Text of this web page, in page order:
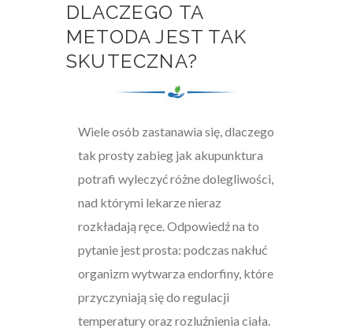
DLACZEGO TA
METODA JEST TAK
SKUTECZNA?
Wiele osób zastanawia się, dlaczego
tak prosty zabieg jak akupunktura
potrafi wyleczyć różne dolegliwości,
nad którymi lekarze nieraz
rozkładają ręce. Odpowiedź na to
pytanie jest prosta: podczas nakłuć
organizm wytwarza endorfiny, które
przyczyniają się do regulacji
temperatury oraz rozluźnienia ciała.